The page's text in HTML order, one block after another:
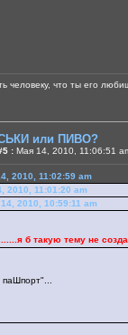
человеку, что ты его
или ПИВО?
: Мая 14, 2010, 11:06:51
2010, 11:02:59 am
2010, 11:01:20 am
2010, 10:59:11 am
б такую тему не